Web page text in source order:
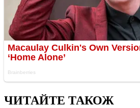
ЧИТАЙТЕ ТАКОЖ